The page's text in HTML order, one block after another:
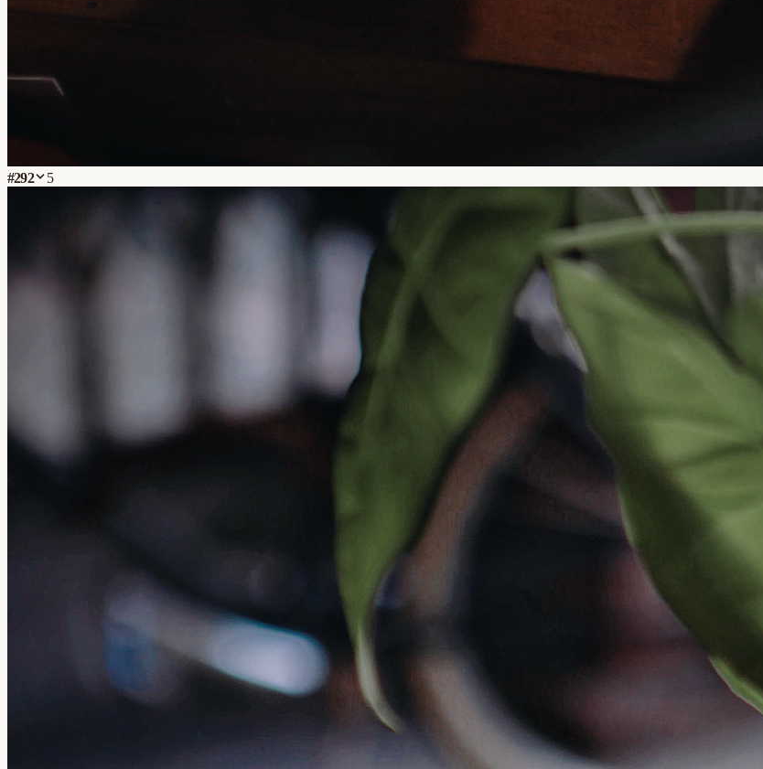
#292 5